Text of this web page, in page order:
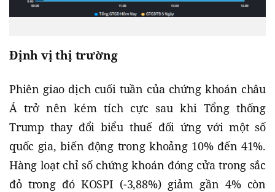
Định vị thị trường
Phiên giao dịch cuối tuần của chứng khoán châu
Á trở nên kém tích cực sau khi Tổng thống
Trump thay đổi biểu thuế đối ứng với một số
quốc gia, biến động trong khoảng 10% đến 41%.
Hàng loạt chỉ số chứng khoán đóng cửa trong sắc
đỏ trong đó KOSPI (-3,88%) giảm gần 4% còn